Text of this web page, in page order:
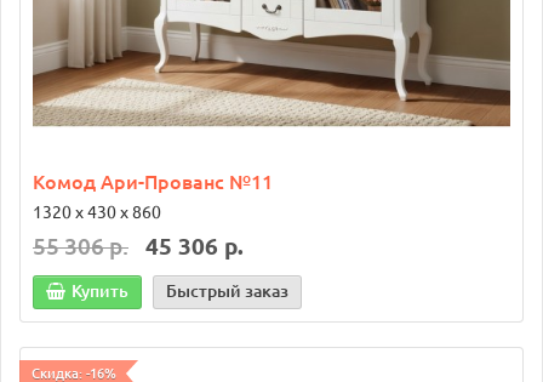
Комод Ари-Прованс №11
1320 х 430 х 860
55 306 р. 45 306 р.
Купить Быстрый заказ
Скидка: -16%